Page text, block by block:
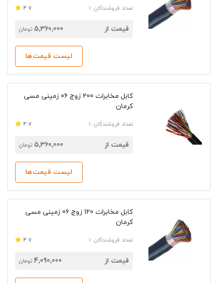
شماره تماس کرمان، می توانید به سایت راندنو مراجعه کنید
و با فروشگاه ها و نمایندگی های عضو در این سایت در
تعداد فروشندگان :1 4.7
قیمت از 5,360,000 تومان
لیست قیمت‌ها
کابل مخابرات 200 زوج 06 زمینی مسی
کرمان
تعداد فروشندگان :1 4.7
قیمت از 5,360,000 تومان
لیست قیمت‌ها
کابل مخابرات 120 زوج 06 زمینی مسی
کرمان
تعداد فروشندگان :1 4.7
قیمت از 4,090,000 تومان